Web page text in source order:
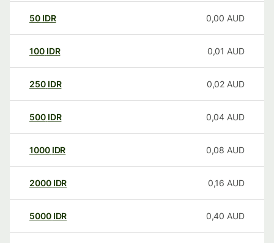
50 IDR 0,00 AUD
100 IDR 0,01 AUD
250 IDR 0,02 AUD
500 IDR 0,04 AUD
1000 IDR 0,08 AUD
2000 IDR 0,16 AUD
5000 IDR 0,40 AUD